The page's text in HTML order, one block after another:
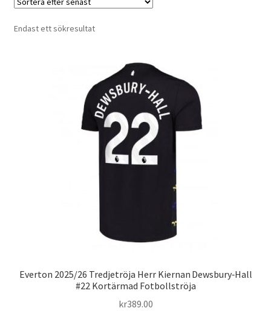
Varukorg
Endast ett sökresultat
Everton 2025/26 Tredjetröja Herr Kiernan Dewsbury‑Hall
#22 Kortärmad Fotbollströja
kr389.00